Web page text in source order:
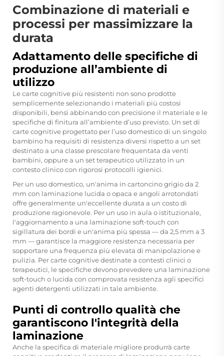
Combinazione di materiali e
processi per massimizzare la
durata
Adattamento delle specifiche di
produzione all’ambiente di
utilizzo
Le carte cognitive più resistenti non sono prodotte
semplicemente selezionando i materiali più costosi
disponibili, bensì abbinando con precisione il materiale e le
specifiche di finitura all’ambiente d’uso previsto. Un set di
carte cognitive progettato per l’uso domestico di un singolo
bambino ha requisiti di resistenza diversi rispetto a un set
destinato a una classe prescolare frequentata da venti
bambini, oppure a un set terapeutico utilizzato in un
contesto clinico con rigorosi protocolli igienici.
Per un uso domestico, un'anima in cartoncino grigio da 2
mm con laminazione lucida o opaca e angoli arrotondati
offre generalmente un'eccellente durata a un costo di
produzione ragionevole. Per un uso in aula o istituzionale,
l'aggiornamento a una laminazione soft-touch con
sigillatura dei bordi e un'anima più spessa — da 2,5 mm a 3
mm — garantisce la maggiore resistenza necessaria per
sopportare una frequenza più elevata di manipolazione e
pulizia. Per carte cognitive destinate a contesti clinici o
terapeutici, le specifiche devono prevedere una laminazione
soft-touch o lucida con comprovata resistenza agli specifici
agenti detergenti utilizzati in tale ambiente.
Punti di controllo qualità che
garantiscono l'integrità della
laminazione
Anche la specifica di materiale migliore produrrà carte